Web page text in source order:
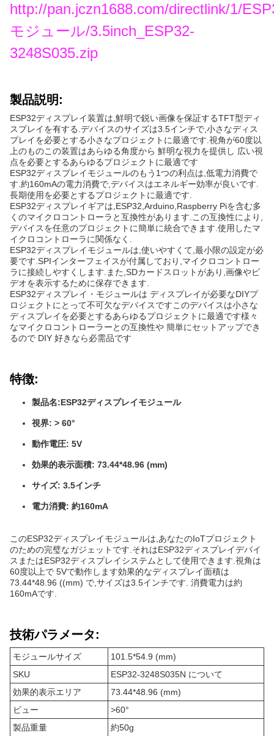
http://pan.jczn1688.com/directlink/1/
モジュール/3.5inch_ESP32-
3248S035.zip
製品説明:
ESP32ディスプレイ装置は,鮮明で鋭い画像を保証するTFT型ディ
スプレイを有する.デバイスのサイズは3.5インチで,小さなディス
プレイを必要とする小さなプロジェクトに最適です.視角が60度以
上のものこの装置はあらゆる角度から 鮮明な視力を提供し 広い視
点を必要とするあらゆるプロジェクトに最適です
ESP32ディスプレイモジュールのもう1つの利点は,低電力消費で
す.約160mAの電力消費で,デバイスはエネルギー効率が良いです.
長期使用を必要とするプロジェクトに最適です.
ESP32ディスプレイギアは,ESP32,Arduino,Raspberry Piを含む多
くのマイクロコントローラと互換性があります.この互換性により,
デバイスを任意のプロジェクトに簡単に統合できます.使用したマ
イクロコントローラに関係なく.
ESP32ディスプレイモジュールは,使いやすくて,最小限の設定が必
要です.SPIインターフェイスが付属しており,マイクロコントロー
ラに接続しやすくします.また,SDカードスロットがあり,画像やビ
デオを表示するために保存できます.
ESP32ディスプレイ・モジュールは ディスプレイが必要なDIYプ
ロジェクトにとって不可欠なデバイスですこのデバイスは小さな
ディスプレイを必要とするあらゆるプロジェクトに最適です様々
なマイクロコントローラーとの互換性や 簡単にセットアップでき
るので DIY 好きなら必需品です
特徴:
製品名:ESP32ディスプレイモジュール
視界: > 60°
動作電圧: 5V
効果的表示面積: 73.44*48.96 (mm)
サイズ: 3.5インチ
電力消費: 約160mA
このESP32ディスプレイモジュールは,あなたのIoTプロジェクト
のための完璧なガジェットです.それはESP32ディスプレイデバイ
スまたはESP32ディスプレイシステムとして使用できます.視角は
60度以上で 5Vで動作します効果的なディスプレイ面積は
73.44*48.96 ((mm) で,サイズは3.5インチです. 消費電力は約
160mAです.
技術パラメータ:
モジュールサイズ
101.5*54.9 (mm)
SKU
ESP32-3248S035N について
効果的表示エリア
73.44*48.96 (mm)
ビュー
>60°
製品重量
約50g